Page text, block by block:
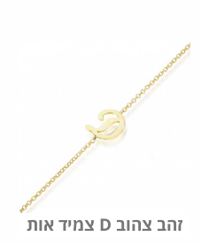
צמיד אות D זהב צהוב